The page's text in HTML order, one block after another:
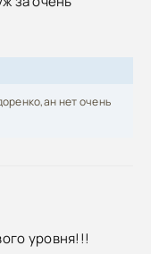
нет очень
уровня!!!